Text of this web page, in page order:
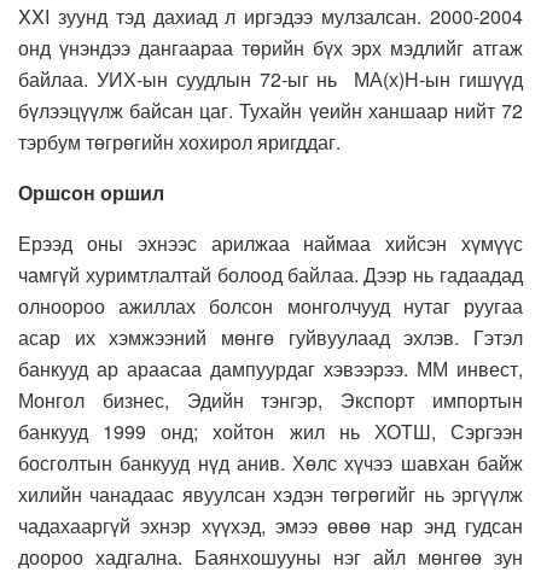
XXI зуунд тэд дахиад л иргэдээ мулзалсан. 2000-2004
онд үнэндээ дангаараа төрийн бүх эрх мэдлийг атгаж
байлаа. УИХ-ын суудлын 72-ыг нь МА(х)Н-ын гишүүд
бүлээцүүлж байсан цаг. Тухайн үеийн ханшаар нийт 72
тэрбум төгрөгийн хохирол яригддаг.
Оршсон оршил
Ерээд оны эхнээс арилжаа наймаа хийсэн хүмүүс
чамгүй хуримтлалтай болоод байлаа. Дээр нь гадаадад
олноороо ажиллах болсон монголчууд нутаг руугаа
асар их хэмжээний мөнгө гуйвуулаад эхлэв. Гэтэл
банкууд ар араасаа дампуурдаг хэвээрээ. ММ инвест,
Монгол бизнес, Эдийн тэнгэр, Экспорт импортын
банкууд 1999 онд; хойтон жил нь ХОТШ, Сэргээн
босголтын банкууд нүд анив. Хөлс хүчээ шавхан байж
хилийн чанадаас явуулсан хэдэн төгрөгийг нь эргүүлж
чадахааргүй эхнэр хүүхэд, эмээ өвөө нар энд гудсан
доороо хадгална. Баянхошууны нэг айл мөнгөө зун